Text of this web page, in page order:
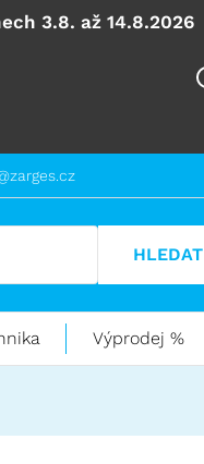
3.8. až 14.8.2026
HLEDAT
Výprodej %